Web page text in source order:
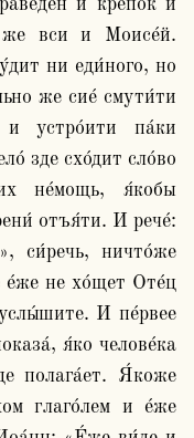
и кре́пок и
же вси и Моисе́й.
ни еди́ного, но
же сие́ смути́ти
и устро́ити па́ки
зде схо́дит сло́во
не́мощь, я́кобы
отъя́ти. И рече́:
си́речь, ничто́же
е́же не хо́щет Оте́ц
И пе́рвее
я́ко челове́ка
полага́ет. Я́коже
глаго́лем и е́же